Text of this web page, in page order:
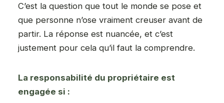
C’est la question que tout le monde se pose et
que personne n’ose vraiment creuser avant de
partir. La réponse est nuancée, et c’est
justement pour cela qu’il faut la comprendre.
La responsabilité du propriétaire est
engagée si :